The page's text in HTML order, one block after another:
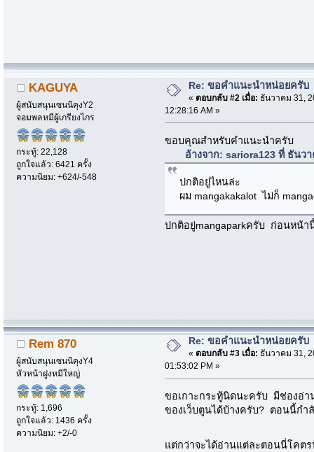
KAGUYA
ผู้สนับสนุนเซนนิคุงY2
จอมพลหมีผู้เกรียงไกร
กระทู้: 22,128
ถูกใจแล้ว: 6421 ครั้ง
ความนิยม: +624/-548
Re: ขอคำแนะนำหน่อยครับ
« ตอบกลับ #2 เมื่อ: ธันวาคม 31,
12:28:16 AM »
ขอบคุณสำหรับคำแนะนำครับ
อ้างจาก: sariora123 ที่ ธันว
ปกติอยู่ไหนล่ะ
ผม mangakakalot ไม่ก็
ปกติอยู่mangaparkครับ ก่อนหน้า
Rem 870
ผู้สนับสนุนเซนนิคุงY4
หัวหน้าฝูงหมีใหญ่
กระทู้: 1,696
ถูกใจแล้ว: 1436 ครั้ง
ความนิยม: +2/-0
Re: ขอคำแนะนำหน่อยครับ
« ตอบกลับ #3 เมื่อ: ธันวาคม 31,
01:53:02 PM »
ขอเกาะกระทู้นิดนะครับ มีช่องอ่
ของเว็บตูนได้บ้างครับ? ตอนนี้กำลั
แต่กว่าจะได้อ่านแต่ละตอนนี่โคต